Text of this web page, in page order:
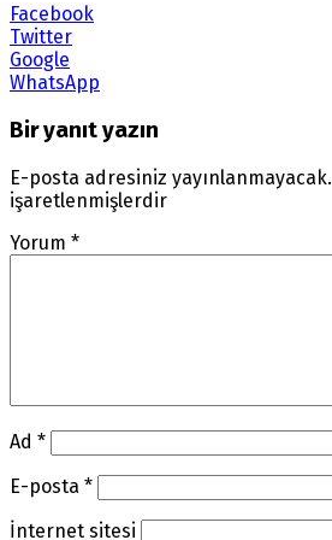
Facebook
Twitter
Google
WhatsApp
Bir yanıt yazın
E-posta adresiniz yayınlanmayacak.
işaretlenmişlerdir
Yorum *
Ad *
E-posta *
İnternet sitesi